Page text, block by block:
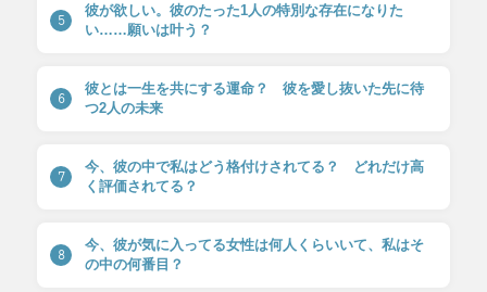
5
彼が欲しい。彼のたった1人の特別な存在になりた
い……願いは叶う？
6
彼とは一生を共にする運命？ 彼を愛し抜いた先に待
つ2人の未来
7
今、彼の中で私はどう格付けされてる？ どれだけ高
く評価されてる？
8
今、彼が気に入ってる女性は何人くらいいて、私はそ
の中の何番目？